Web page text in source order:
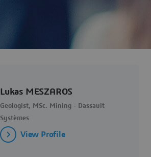
Lukas MESZAROS
Geologist, MSc. Mining - Dassault
Systèmes
View Profile